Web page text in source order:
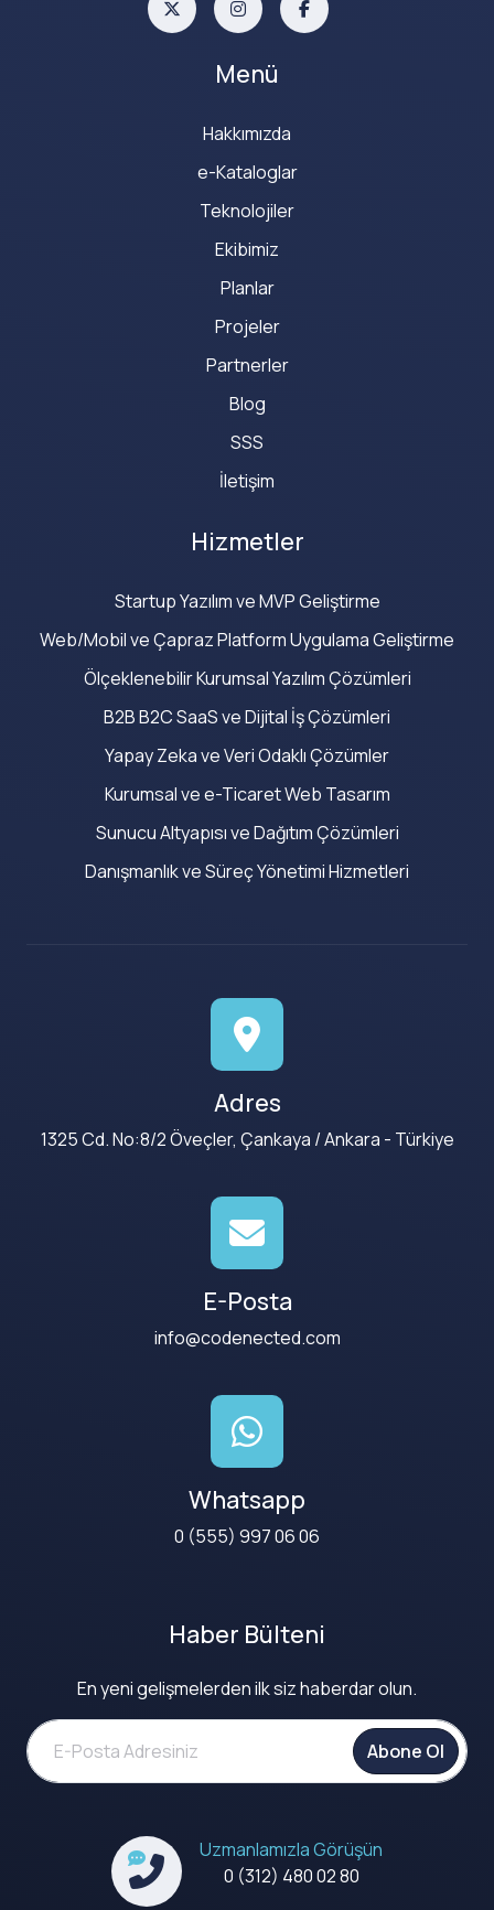
Menü
Hakkımızda
e-Kataloglar
Teknolojiler
Ekibimiz
Planlar
Projeler
Partnerler
Blog
SSS
İletişim
Hizmetler
Startup Yazılım ve MVP Geliştirme
Web/Mobil ve Çapraz Platform Uygulama Geliştirme
Ölçeklenebilir Kurumsal Yazılım Çözümleri
B2B B2C SaaS ve Dijital İş Çözümleri
Yapay Zeka ve Veri Odaklı Çözümler
Kurumsal ve e-Ticaret Web Tasarım
Sunucu Altyapısı ve Dağıtım Çözümleri
Danışmanlık ve Süreç Yönetimi Hizmetleri
Adres
1325 Cd. No:8/2 Öveçler, Çankaya / Ankara - Türkiye
E-Posta
info@codenected.com
Whatsapp
0 (555) 997 06 06
Haber Bülteni
En yeni gelişmelerden ilk siz haberdar olun.
Abone Ol
Uzmanlamızla Görüşün
0 (312) 480 02 80